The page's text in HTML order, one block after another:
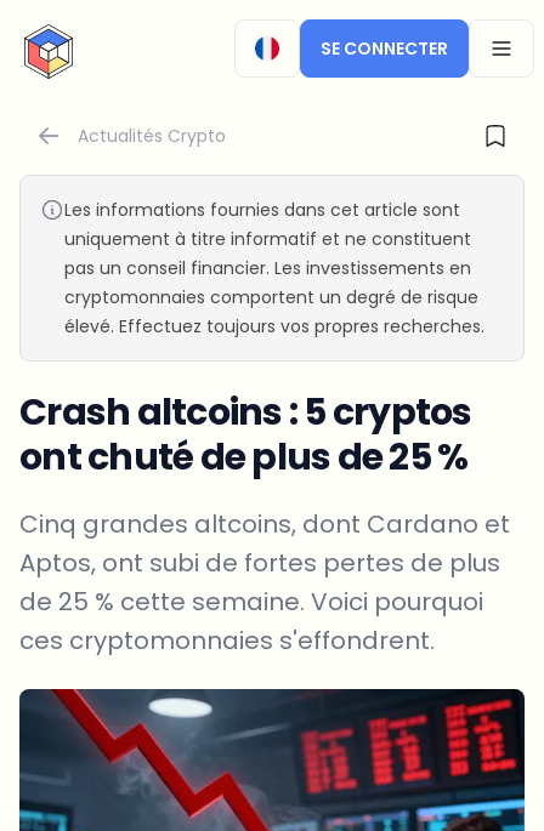
CryptoTicker
SE CONNECTER
Actualités Crypto
Les informations fournies dans cet article sont
uniquement à titre informatif et ne constituent
pas un conseil financier. Les investissements en
cryptomonnaies comportent un degré de risque
élevé. Effectuez toujours vos propres recherches.
Crash altcoins : 5 cryptos
ont chuté de plus de 25 %
Cinq grandes altcoins, dont Cardano et
Aptos, ont subi de fortes pertes de plus
de 25 % cette semaine. Voici pourquoi
ces cryptomonnaies s'effondrent.